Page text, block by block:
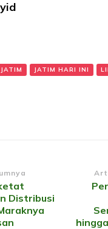
JATIM HARI INI
Distribusi